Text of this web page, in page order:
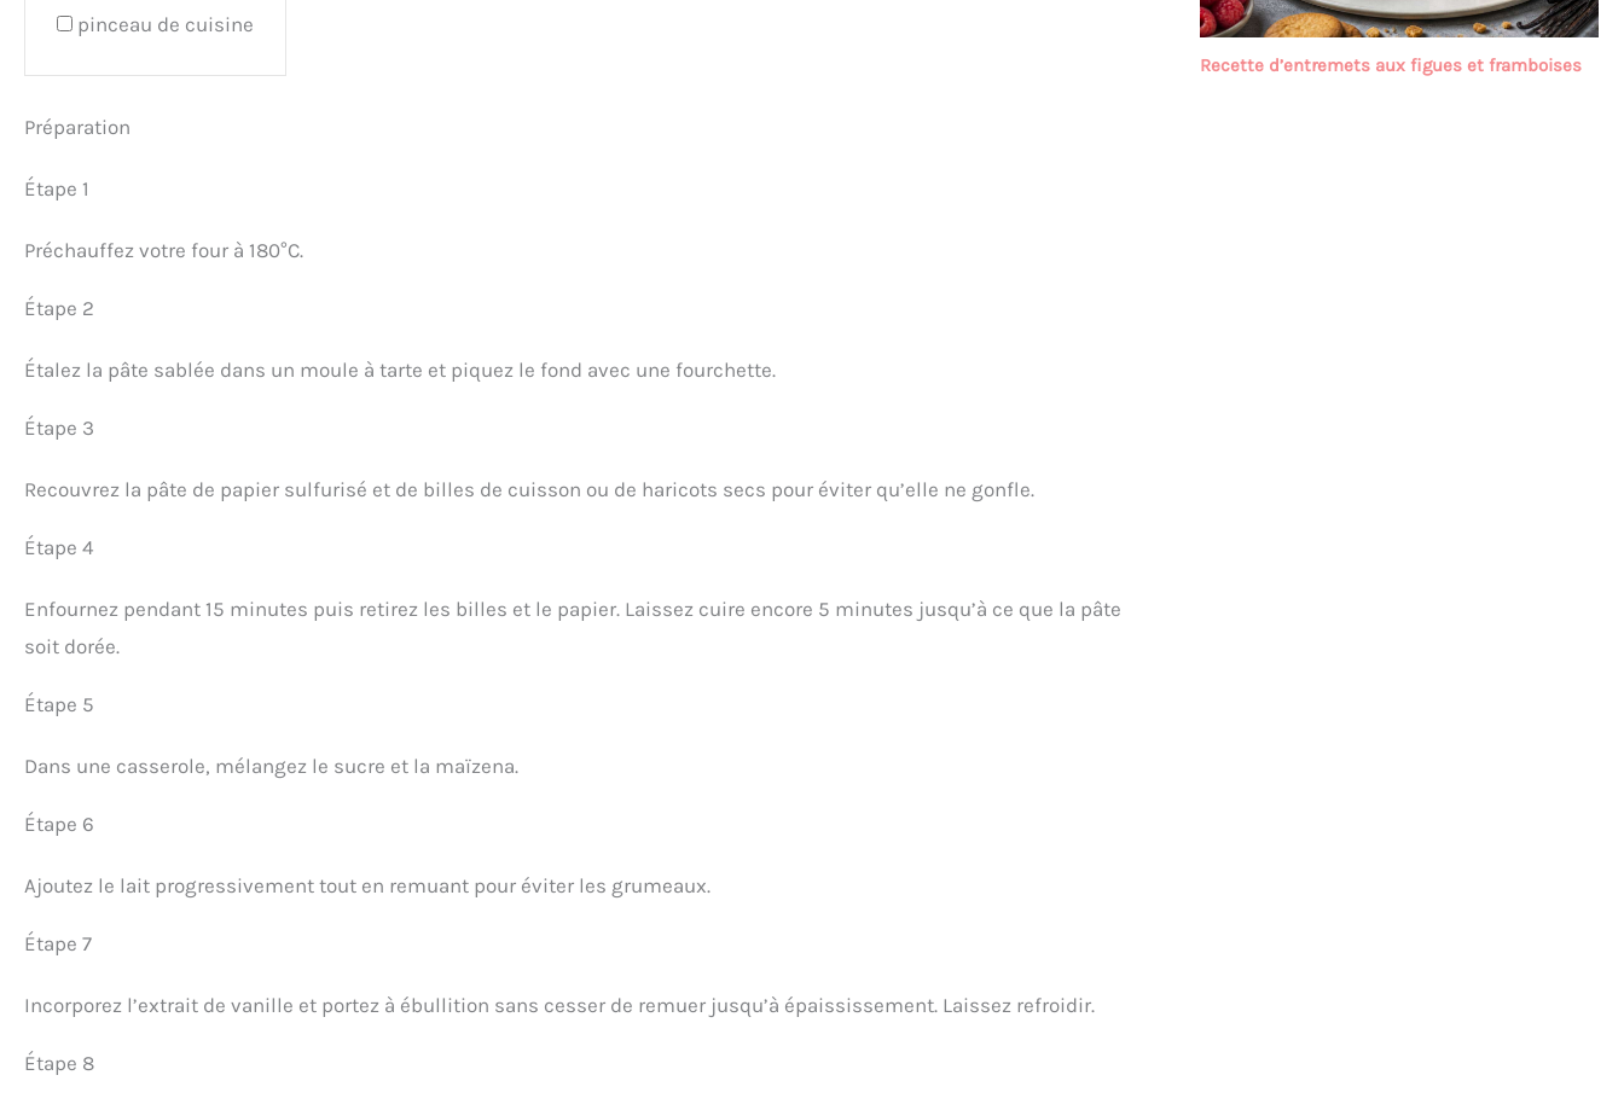
pinceau de cuisine
Préparation
Étape 1
Préchauffez votre four à 180°C.
Étape 2
Étalez la pâte sablée dans un moule à tarte et piquez le fond avec une fourchette.
Étape 3
Recouvrez la pâte de papier sulfurisé et de billes de cuisson ou de haricots secs pour éviter qu’elle ne gonfle.
Étape 4
Enfournez pendant 15 minutes puis retirez les billes et le papier. Laissez cuire encore 5 minutes jusqu’à ce que la pâte
soit dorée.
Étape 5
Dans une casserole, mélangez le sucre et la maïzena.
Étape 6
Ajoutez le lait progressivement tout en remuant pour éviter les grumeaux.
Étape 7
Incorporez l’extrait de vanille et portez à ébullition sans cesser de remuer jusqu’à épaississement. Laissez refroidir.
Étape 8
Recette d’entremets aux figues et framboises